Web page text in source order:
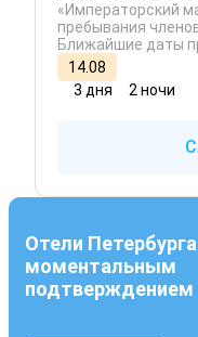
«Императорский
пребывания
Ближайшие даты
14.08
3 дня
2 ночи
Отели
моментальным
подтверждением